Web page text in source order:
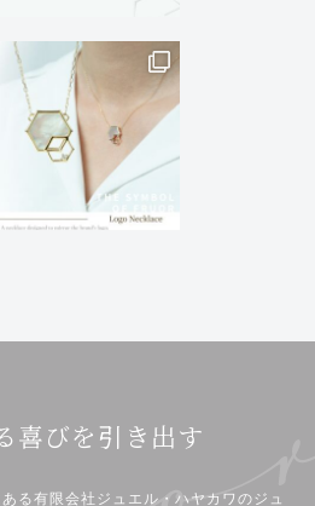
喜びを引き出す
る有限会社ジュエル・ハヤカワのジュ